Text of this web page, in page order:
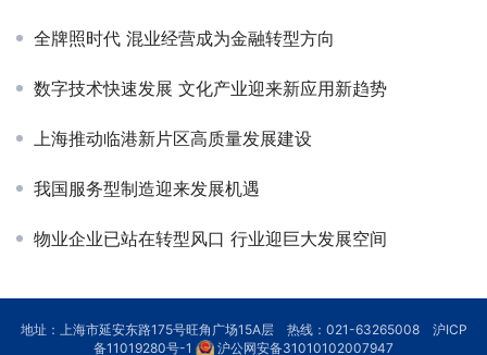
全牌照时代 混业经营成为金融转型方向
数字技术快速发展 文化产业迎来新应用新趋势
上海推动临港新片区高质量发展建设
我国服务型制造迎来发展机遇
物业企业已站在转型风口 行业迎巨大发展空间
地址：上海市延安东路175号旺角广场15A层 热线：021-63265008 沪ICP
备11019280号-1
沪公网安备31010102007947